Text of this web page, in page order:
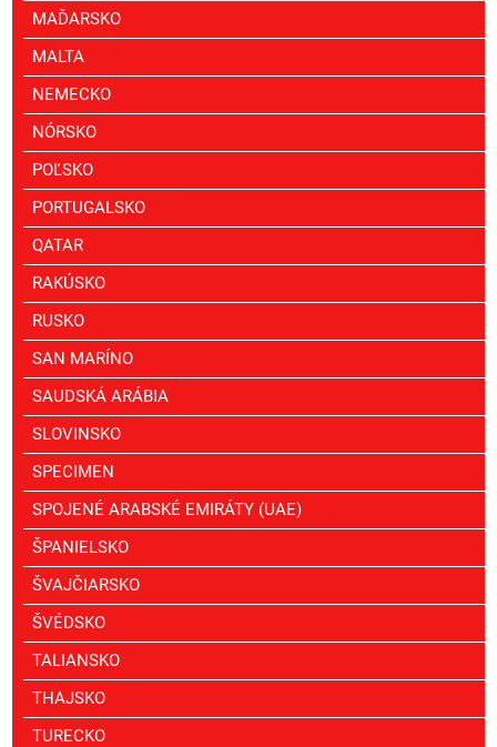
MAĎARSKO
MALTA
NEMECKO
NÓRSKO
POĽSKO
PORTUGALSKO
QATAR
RAKÚSKO
RUSKO
SAN MARÍNO
SAUDSKÁ ARÁBIA
SLOVINSKO
SPECIMEN
SPOJENÉ ARABSKÉ EMIRÁTY (UAE)
ŠPANIELSKO
ŠVAJČIARSKO
ŠVÉDSKO
TALIANSKO
THAJSKO
TURECKO